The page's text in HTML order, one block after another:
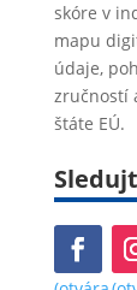
skóre v
mapu
údaje,
zručností
štáte EÚ.